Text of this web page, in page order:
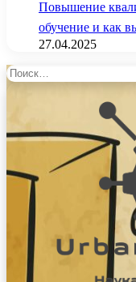
Повышение
обучение и как
27.04.2025
Найти: